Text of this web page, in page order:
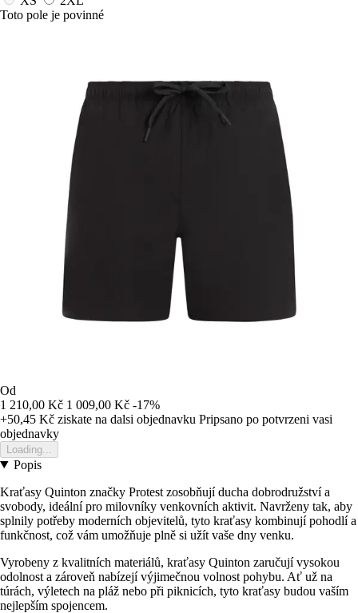
Toto pole je povinné
Od
1 210,00 Kč 1 009,00 Kč -17%
+50,45 Kč ziskate na dalsi objednavku Pripsano po potvrzeni vasi
objednavky
Loading...
Popis
Kraťasy Quinton značky Protest zosobňují ducha dobrodružství a
svobody, ideální pro milovníky venkovních aktivit. Navrženy tak, aby
splnily potřeby moderních objevitelů, tyto kraťasy kombinují pohodlí a
funkčnost, což vám umožňuje plně si užít vaše dny venku.
Vyrobeny z kvalitních materiálů, kraťasy Quinton zaručují vysokou
odolnost a zároveň nabízejí výjimečnou volnost pohybu. Ať už na
túrách, výletech na pláž nebo při piknicích, tyto kraťasy budou vaším
nejlepším spojencem.